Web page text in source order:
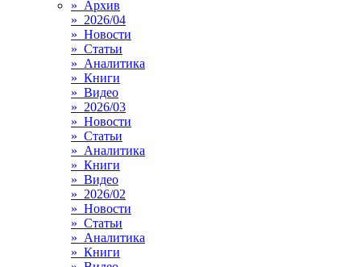
» Архив
» 2026/04
» Новости
» Статьи
» Аналитика
» Книги
» Видео
» 2026/03
» Новости
» Статьи
» Аналитика
» Книги
» Видео
» 2026/02
» Новости
» Статьи
» Аналитика
» Книги